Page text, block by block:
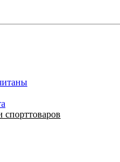
спорттоваров